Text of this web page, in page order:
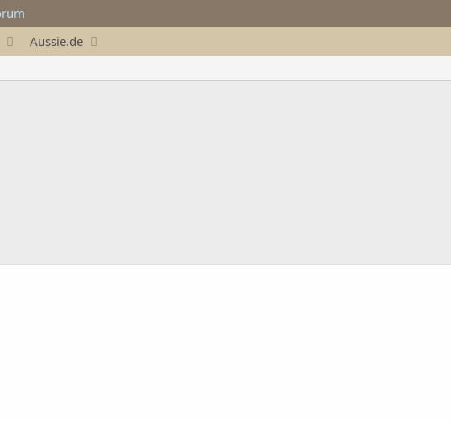
Aussie.de